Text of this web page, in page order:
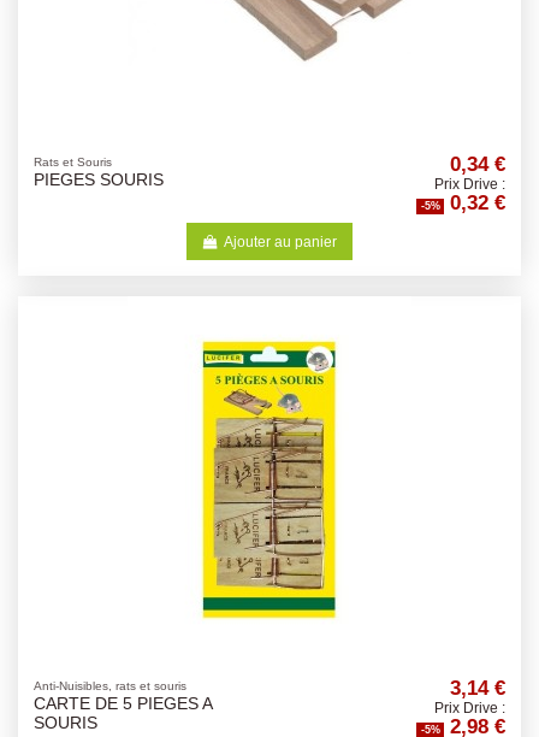
Rats et Souris
PIEGES SOURIS
0,34 €
Prix Drive :
-5% 0,32 €
Ajouter au panier
Anti-Nuisibles, rats et souris
CARTE DE 5 PIEGES A
SOURIS
3,14 €
Prix Drive :
-5% 2,98 €